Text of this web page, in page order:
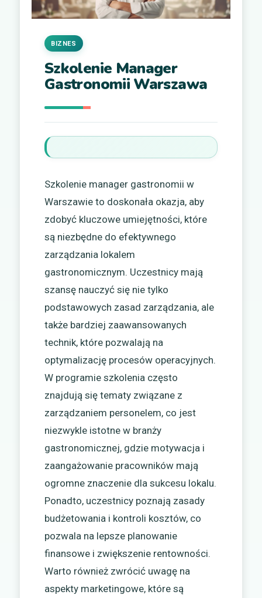
Szkolenie Manager
Gastronomii Warszawa
BIZNES
Szkolenie manager gastronomii w
Warszawie to doskonała okazja, aby
zdobyć kluczowe umiejętności, które
są niezbędne do efektywnego
zarządzania lokalem
gastronomicznym. Uczestnicy mają
szansę nauczyć się nie tylko
podstawowych zasad zarządzania, ale
także bardziej zaawansowanych
technik, które pozwalają na
optymalizację procesów operacyjnych.
W programie szkolenia często
znajdują się tematy związane z
zarządzaniem personelem, co jest
niezwykle istotne w branży
gastronomicznej, gdzie motywacja i
zaangażowanie pracowników mają
ogromne znaczenie dla sukcesu lokalu.
Ponadto, uczestnicy poznają zasady
budżetowania i kontroli kosztów, co
pozwala na lepsze planowanie
finansowe i zwiększenie rentowności.
Warto również zwrócić uwagę na
aspekty marketingowe, które są